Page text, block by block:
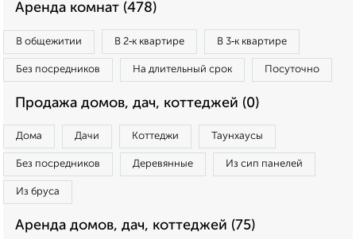
Аренда комнат (478)
В общежитии В 2‑к квартире В 3‑к квартире
Без посредников На длительный срок Посуточно
Продажа домов, дач, коттеджей (0)
Дома Дачи Коттеджи Таунхаусы
Без посредников Деревянные Из сип панелей
Из бруса
Аренда домов, дач, коттеджей (75)